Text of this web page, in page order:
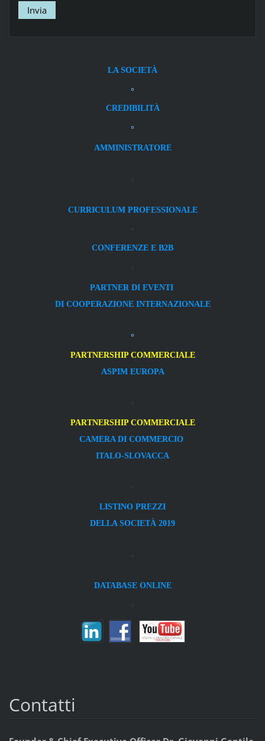
LA SOCIETÀ
CREDIBILITÀ
AMMINISTRATORE
CURRICULUM PROFESSIONALE
CONFERENZE E B2B
PARTNER DI EVENTI
DI COOPERAZIONE INTERNAZIONALE
PARTNERSHIP COMMERCIALE
ASPIM EUROPA
PARTNERSHIP COMMERCIALE
CAMERA DI COMMERCIO
ITALO-SLOVACCA
LISTINO PREZZI
DELLA SOCIETÀ 2019
DATABASE ONLINE
Contatti